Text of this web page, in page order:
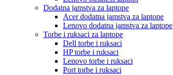
Dodatna jamstva za laptope
Acer dodatna jamstva za laptope
Lenovo dodatna jamstva za laptope
Torbe i ruksaci za laptope
Dell torbe i ruksaci
HP torbe i ruksaci
Lenovo torbe i ruksaci
Port torbe i ruksaci